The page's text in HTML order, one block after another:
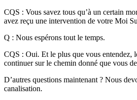
CQS : Vous savez tous qu’à un certain
avez reçu une intervention de votre Moi
Q : Nous espérons tout le temps.
CQS : Oui. Et le plus que vous entendez,
continuer sur le chemin donné que vous
D’autres questions maintenant ? Nous
canalisation.